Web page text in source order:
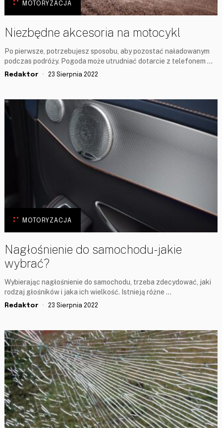
MOTORYZACJA
Niezbędne akcesoria na motocykl
Po pierwsze, potrzebujesz sposobu, aby pozostać naładowanym
podczas podróży. Pogoda może utrudniać dotarcie z telefonem …
Redaktor 23 Sierpnia 2022
MOTORYZACJA
Nagłośnienie do samochodu- jakie
wybrać?
Wybierając nagłośnienie do samochodu, trzeba zdecydować, jaki
rodzaj głośników i jaka ich wielkość. Istnieją różne …
Redaktor 23 Sierpnia 2022